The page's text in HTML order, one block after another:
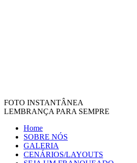
FOTO INSTANTÂNEA
LEMBRANÇA PARA SEMPRE
Home
SOBRE NÓS
GALERIA
CENÁRIOS/LAYOUTS